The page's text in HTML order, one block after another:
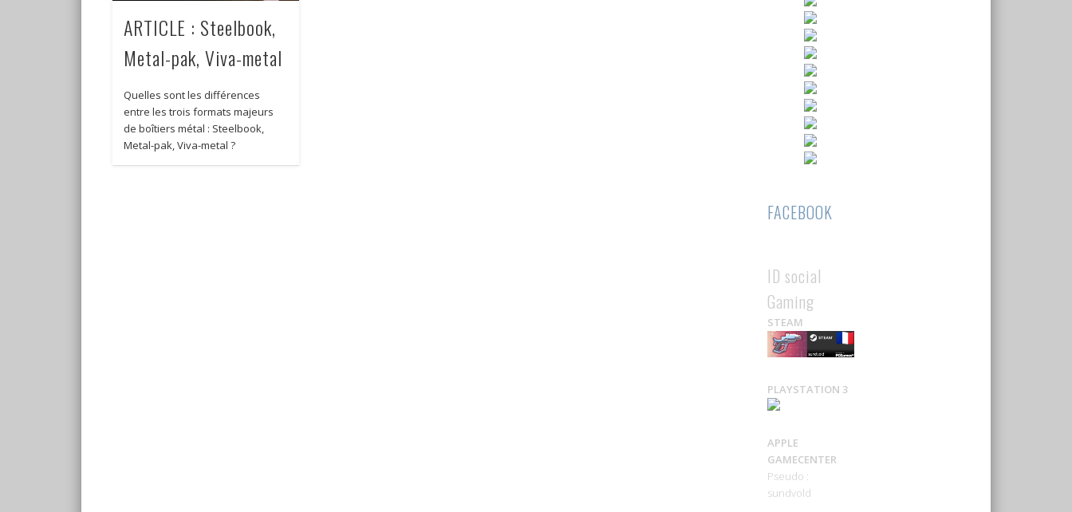
ARTICLE : Steelbook,
Metal-pak, Viva-metal
Quelles sont les différences
entre les trois formats majeurs
de boîtiers métal : Steelbook,
Metal-pak, Viva-metal ?
FACEBOOK
ID social
Gaming
STEAM
PLAYSTATION 3
APPLE
GAMECENTER
Pseudo :
sundvold